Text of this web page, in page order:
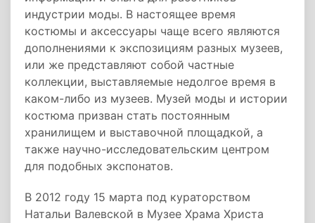
индустрии моды. В настоящее время
костюмы и аксессуары чаще всего являются
дополнениями к экспозициям разных музеев,
или же представляют собой частные
коллекции, выставляемые недолгое время в
каком-либо из музеев. Музей моды и истории
костюма призван стать постоянным
хранилищем и выставочной площадкой, а
также научно-исследовательским центром
для подобных экспонатов.
В 2012 году 15 марта под кураторством
Натальи Валевской в Музее Храма Христа